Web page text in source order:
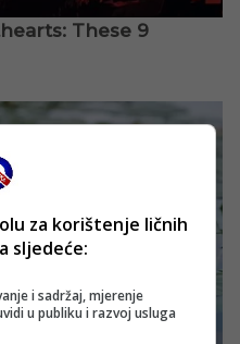
za korištenje ličnih
sljedeće:
i sadržaj, mjerenje
u publiku i razvoj usluga